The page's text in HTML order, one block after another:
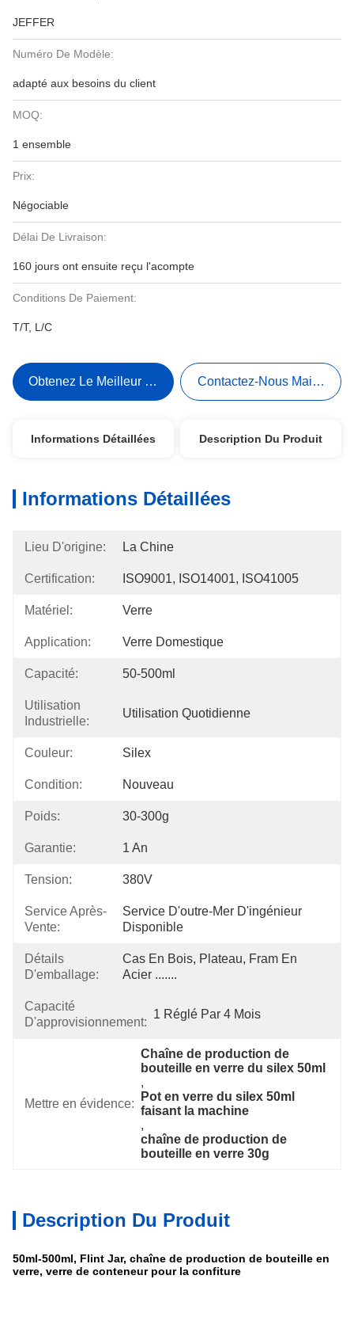
JEFFER
Numéro De Modèle:
adapté aux besoins du client
MOQ:
1 ensemble
Prix:
Négociable
Délai De Livraison:
160 jours ont ensuite reçu l'acompte
Conditions De Paiement:
T/T, L/C
Obtenez Le Meilleur Prix Contactez-Nous Maintenant
Informations Détaillées Description Du Produit
Informations Détaillées
Lieu D'origine: La Chine
Certification: ISO9001, ISO14001, ISO41005
Matériel: Verre
Application: Verre Domestique
Capacité: 50-500ml
Utilisation
Industrielle:
Utilisation Quotidienne
Couleur: Silex
Condition: Nouveau
Poids: 30-300g
Garantie: 1 An
Tension: 380V
Service Après-
Vente:
Service D'outre-Mer D'ingénieur
Disponible
Détails
D'emballage:
Cas En Bois, Plateau, Fram En
Acier .......
Capacité
D'approvisionnement:
1 Réglé Par 4 Mois
Mettre en évidence:
Chaîne de production de
bouteille en verre du silex 50ml
,
Pot en verre du silex 50ml
faisant la machine
,
chaîne de production de
bouteille en verre 30g
Description Du Produit
50ml-500ml, Flint Jar, chaîne de production de bouteille en
verre, verre de conteneur pour la confiture